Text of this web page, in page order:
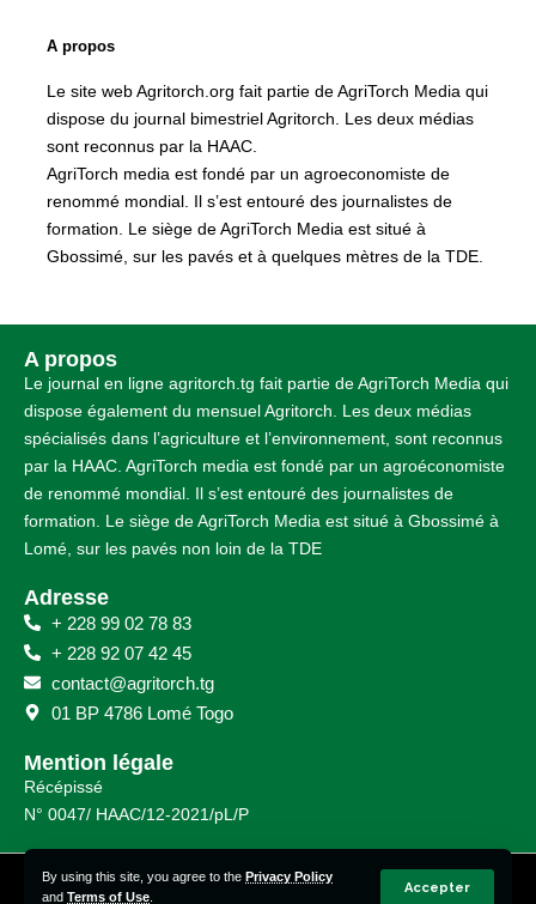
By using this site, you agree to the Privacy Policy
and Terms of Use
Accepter
A propos
Le site web Agritorch.org fait partie de AgriTorch Media qui
dispose du journal bimestriel Agritorch. Les deux médias
sont reconnus par la HAAC.
AgriTorch media est fondé par un agroeconomiste de
renommé mondial. Il s’est entouré des journalistes de
formation. Le siège de AgriTorch Media est situé à
Gbossimé, sur les pavés et à quelques mètres de la TDE.
A propos
Le journal en ligne agritorch.tg fait partie de AgriTorch Media qui
dispose également du mensuel Agritorch. Les deux médias
spécialisés dans l’agriculture et l’environnement, sont reconnus
par la HAAC. AgriTorch media est fondé par un agroéconomiste
de renommé mondial. Il s’est entouré des journalistes de
formation. Le siège de AgriTorch Media est situé à Gbossimé à
Lomé, sur les pavés non loin de la TDE
Adresse
+ 228 99 02 78 83
+ 228 92 07 42 45
contact@agritorch.tg
01 BP 4786 Lomé Togo
Mention légale
Récépissé
N° 0047/ HAAC/12-2021/pL/P
© Agritorch 2023 – 2025 | Tous droits réservés.